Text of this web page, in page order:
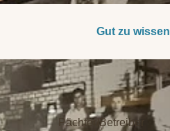
Gut zu wissen
Pächter/Betreiber